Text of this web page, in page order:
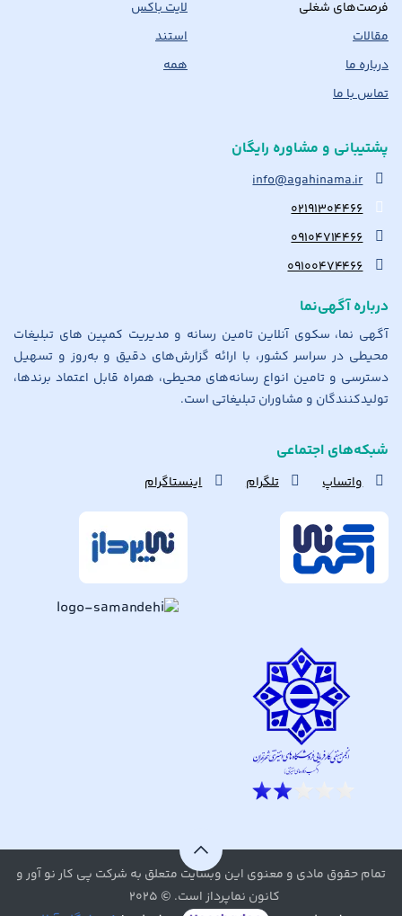
فرصت‌های شغلی
مقالات
درباره ما
تماس با ما
لایت باکس
استند
همه
پشتیبانی و مشاوره رایگان
info@agahinama.ir
۰۲۱۹۱۳۰۴۴۶۶
۰۹۱۰۴۷۱۴۴۶۶
۰۹۱۰۰۴۷۴۴۶۶
درباره آگهی‌نما
آگهی نما، سکوی آنلاین تامین رسانه و مدیریت کمپین های تبلیغات
محیطی در سراسر کشور، با ارائه گزارش‌های دقیق و به‌روز و تسهیل
دسترسی و تامین انواع رسانه‌های محیطی، همراه قابل اعتماد برندها،
تولیدکنندگان و مشاوران تبلیغاتی است.
شبکه‌های اجتماعی
واتساپ تلگرام اینستاگرام
تمام حقوق مادی و معنوی این وبسایت متعلق به شرکت پی کار نو آور و
کانون نماپرداز است. © ۲۰۲۵